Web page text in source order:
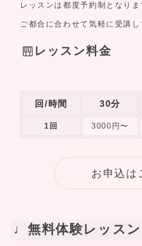
レッスンは都度予約制となりま
ご都合に合わせて気軽に受講し
レッスン料金
回/時間 30分
1回 3000円〜
お申込は
♩無料体験レッスン